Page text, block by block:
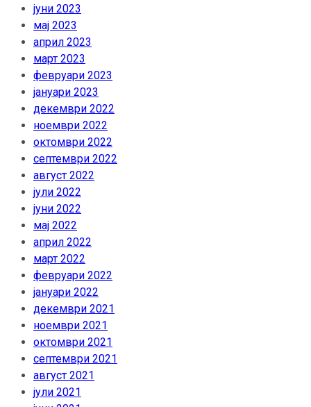
јуни 2023
мај 2023
април 2023
март 2023
февруари 2023
јануари 2023
декември 2022
ноември 2022
октомври 2022
септември 2022
август 2022
јули 2022
јуни 2022
мај 2022
април 2022
март 2022
февруари 2022
јануари 2022
декември 2021
ноември 2021
октомври 2021
септември 2021
август 2021
јули 2021